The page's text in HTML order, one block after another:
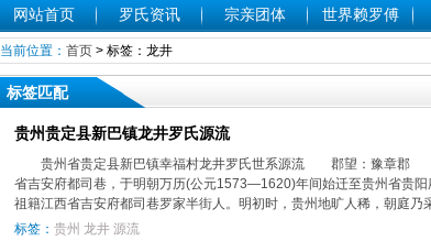
网站首页 罗氏资讯 宗亲团体 世界赖罗傅
当前位置： 首页> 标签：龙井
标签匹配
贵州贵定县新巴镇龙井罗氏源流
贵州省贵定县新巴镇幸福村龙井罗氏世系源流 郡望：豫章
省吉安府都司巷，于明朝万历(公元1573—1620)年间始迁至贵州省
祖籍江西省吉安府都司巷罗家半街人。明初时，贵州地旷人稀，朝庭乃
标签： 贵州 龙井 源流